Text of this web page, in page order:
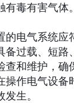
毒有害气体。
的电气系统
备过载、短路
查和维护，确
操作电气设备
生。